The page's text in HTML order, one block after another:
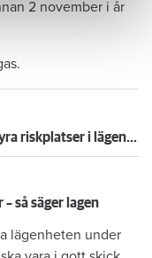
2 november i år
Så undviker du mögel – fyra riskplatser i lägenheten: ”Måste städa bort”
så säger lagen
lägenheten under